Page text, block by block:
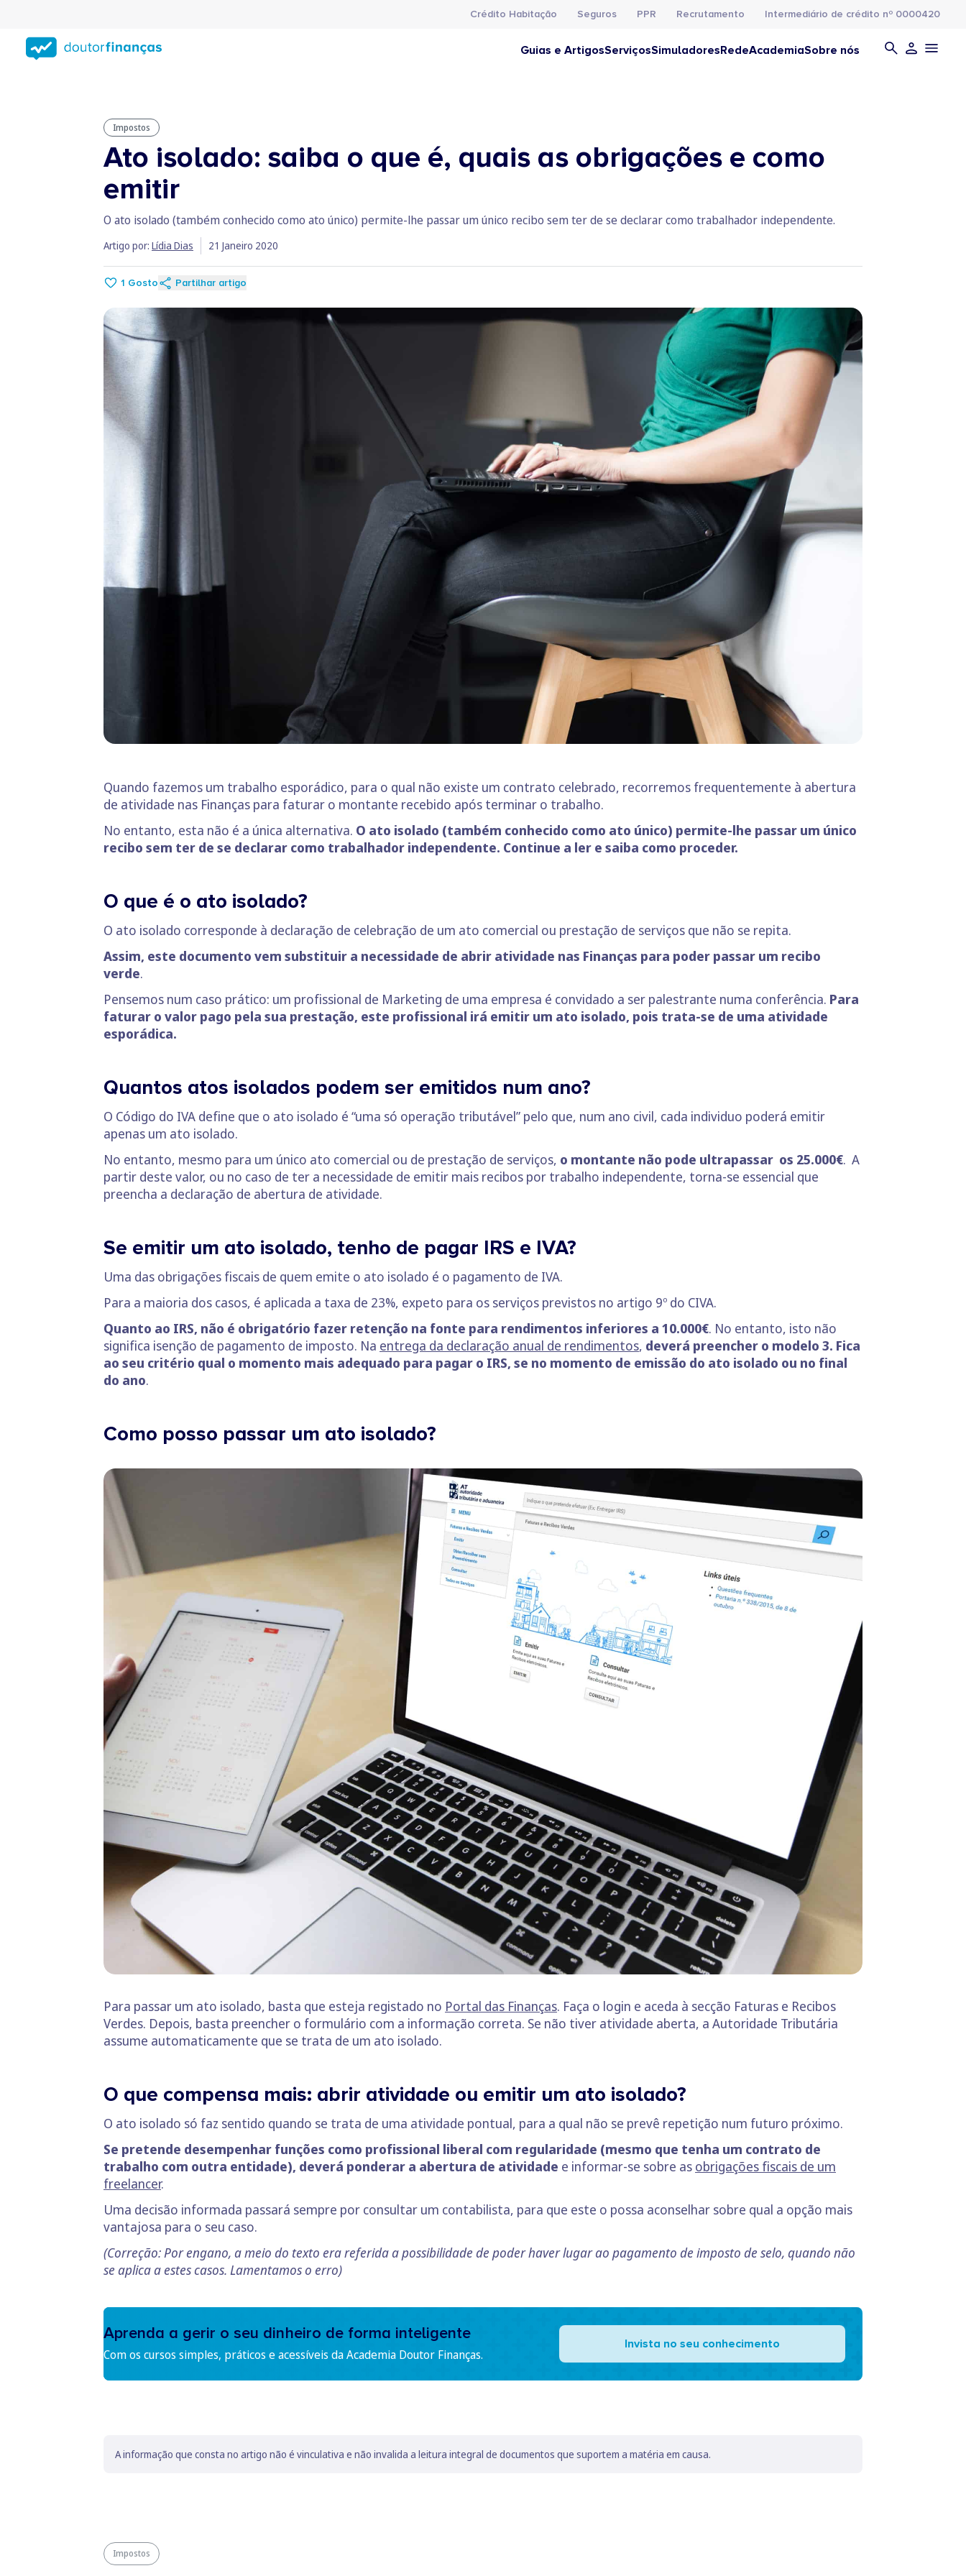
conteúdo
principal
Crédito Habitação Seguros PPR Recrutamento Intermediário de crédito nº 0000420
Guias e ArtigosServiçosSimuladoresRedeAcademiaSobre nós
Impostos
Ato isolado: saiba o que é, quais as obrigações e como
emitir
O ato isolado (também conhecido como ato único) permite-lhe passar um único recibo sem ter de se declarar como trabalhador independente.
Artigo por: Lídia Dias 21 Janeiro 2020
1 Gosto Partilhar artigo
Quando fazemos um trabalho esporádico, para o qual não existe um contrato celebrado, recorremos frequentemente à abertura
de atividade nas Finanças para faturar o montante recebido após terminar o trabalho.
No entanto, esta não é a única alternativa. O ato isolado (também conhecido como ato único) permite-lhe passar um único
recibo sem ter de se declarar como trabalhador independente. Continue a ler e saiba como proceder.
O que é o ato isolado?
O ato isolado corresponde à declaração de celebração de um ato comercial ou prestação de serviços que não se repita.
Assim, este documento vem substituir a necessidade de abrir atividade nas Finanças para poder passar um recibo
verde.
Pensemos num caso prático: um profissional de Marketing de uma empresa é convidado a ser palestrante numa conferência. Para
faturar o valor pago pela sua prestação, este profissional irá emitir um ato isolado, pois trata-se de uma atividade
esporádica.
Quantos atos isolados podem ser emitidos num ano?
O Código do IVA define que o ato isolado é “uma só operação tributável” pelo que, num ano civil, cada individuo poderá emitir
apenas um ato isolado.
No entanto, mesmo para um único ato comercial ou de prestação de serviços, o montante não pode ultrapassar os 25.000€. A
partir deste valor, ou no caso de ter a necessidade de emitir mais recibos por trabalho independente, torna-se essencial que
preencha a declaração de abertura de atividade.
Se emitir um ato isolado, tenho de pagar IRS e IVA?
Uma das obrigações fiscais de quem emite o ato isolado é o pagamento de IVA.
Para a maioria dos casos, é aplicada a taxa de 23%, expeto para os serviços previstos no artigo 9º do CIVA.
Quanto ao IRS, não é obrigatório fazer retenção na fonte para rendimentos inferiores a 10.000€. No entanto, isto não
significa isenção de pagamento de imposto. Na entrega da declaração anual de rendimentos, deverá preencher o modelo 3. Fica
ao seu critério qual o momento mais adequado para pagar o IRS, se no momento de emissão do ato isolado ou no final
do ano.
Como posso passar um ato isolado?
Para passar um ato isolado, basta que esteja registado no Portal das Finanças. Faça o login e aceda à secção Faturas e Recibos
Verdes. Depois, basta preencher o formulário com a informação correta. Se não tiver atividade aberta, a Autoridade Tributária
assume automaticamente que se trata de um ato isolado.
O que compensa mais: abrir atividade ou emitir um ato isolado?
O ato isolado só faz sentido quando se trata de uma atividade pontual, para a qual não se prevê repetição num futuro próximo.
Se pretende desempenhar funções como profissional liberal com regularidade (mesmo que tenha um contrato de
trabalho com outra entidade), deverá ponderar a abertura de atividade e informar-se sobre as obrigações fiscais de um
freelancer.
Uma decisão informada passará sempre por consultar um contabilista, para que este o possa aconselhar sobre qual a opção mais
vantajosa para o seu caso.
(Correção: Por engano, a meio do texto era referida a possibilidade de poder haver lugar ao pagamento de imposto de selo, quando não
se aplica a estes casos. Lamentamos o erro)
Aprenda a gerir o seu dinheiro de forma inteligente
Com os cursos simples, práticos e acessíveis da Academia Doutor Finanças.
Invista no seu conhecimento
A informação que consta no artigo não é vinculativa e não invalida a leitura integral de documentos que suportem a matéria em causa.
Impostos